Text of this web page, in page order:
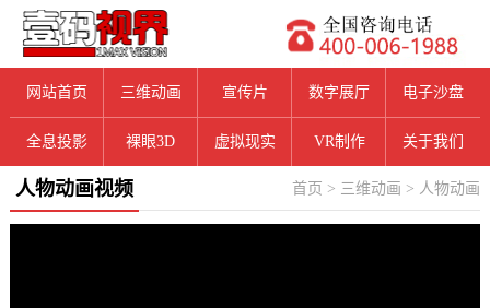
网站首页 三维动画 宣传片 数字展厅 电子沙盘
全息投影 裸眼3D 虚拟现实 VR制作 关于我们
首页 > 三维动画 > 人物动画
人物动画视频